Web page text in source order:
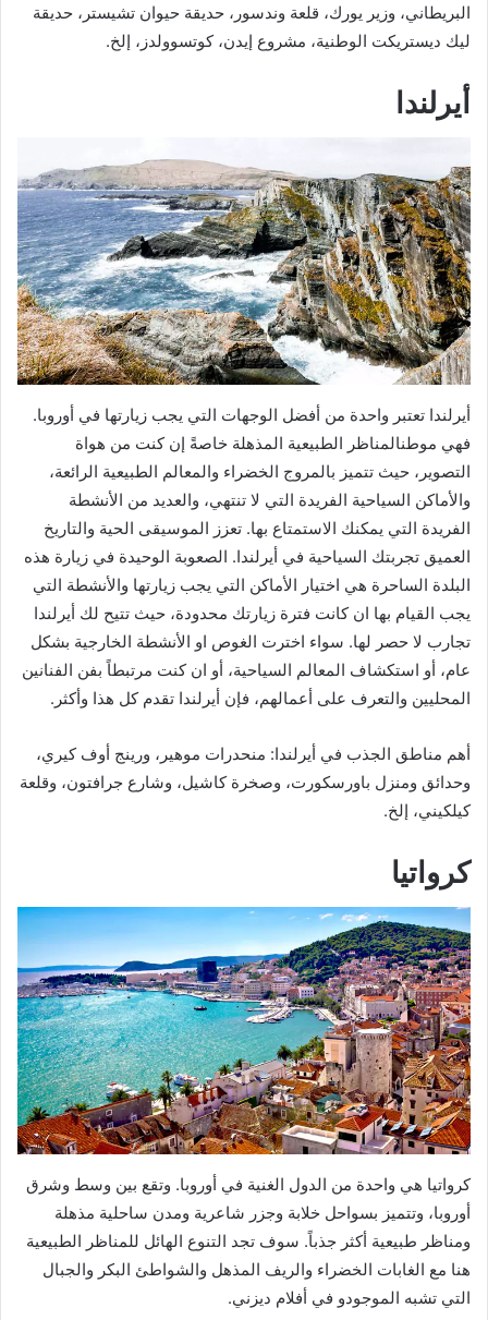
البريطاني، وزير يورك، قلعة وندسور، حديقة حيوان تشيستر، حديقة
ليك ديستريكت الوطنية، مشروع إيدن، كوتسوولدز، إلخ.
أيرلندا
أيرلندا تعتبر واحدة من أفضل الوجهات التي يجب زيارتها في أوروبا.
فهي موطنالمناظر الطبيعية المذهلة خاصةً إن كنت من هواة
التصوير، حيث تتميز بالمروج الخضراء والمعالم الطبيعية الرائعة،
والأماكن السياحية الفريدة التي لا تنتهي، والعديد من الأنشطة
الفريدة التي يمكنك الاستمتاع بها. تعزز الموسيقى الحية والتاريخ
العميق تجربتك السياحية في أيرلندا. الصعوبة الوحيدة في زيارة هذه
البلدة الساحرة هي اختيار الأماكن التي يجب زيارتها والأنشطة التي
يجب القيام بها ان كانت فترة زيارتك محدودة، حيث تتيح لك أيرلندا
تجارب لا حصر لها. سواء اخترت الغوص او الأنشطة الخارجية بشكل
عام، أو استكشاف المعالم السياحية، أو ان كنت مرتبطاً بفن الفنانين
المحليين والتعرف على أعمالهم، فإن أيرلندا تقدم كل هذا وأكثر.
أهم مناطق الجذب في أيرلندا: منحدرات موهير، ورينج أوف كيري،
وحدائق ومنزل باورسكورت، وصخرة كاشيل، وشارع جرافتون، وقلعة
كيلكيني، إلخ.
كرواتيا
كرواتيا هي واحدة من الدول الغنية في أوروبا. وتقع بين وسط وشرق
أوروبا، وتتميز بسواحل خلابة وجزر شاعرية ومدن ساحلية مذهلة
ومناظر طبيعية أكثر جذباً. سوف تجد التنوع الهائل للمناظر الطبيعية
هنا مع الغابات الخضراء والريف المذهل والشواطئ البكر والجبال
التي تشبه الموجودو في أفلام ديزني.